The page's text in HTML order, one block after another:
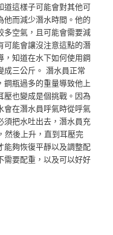
道這樣子可能會對其他可
他而減少潛水時間。他的
多空氣，且可能會需要減
可能會讓沒注意這點的潛
，知道在水下如何使用鋼
成三公斤。 潛水員正常
鋼瓶過多的重量導致他上
壓也變成是個挑戰。因為
會在潛水員呼氣時從呼氣
須把水吐出去，潛水員充
然後上升，直到耳壓完
能夠恢復平靜以及調整配
需要配重，以及可以好好